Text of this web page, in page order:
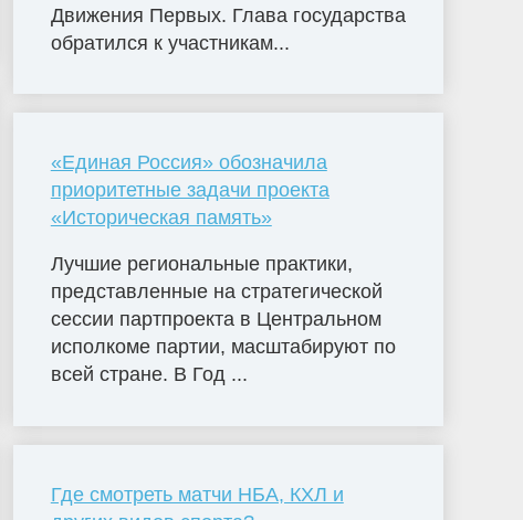
Движения Первых. Глава государства
обратился к участникам...
«Единая Россия» обозначила
приоритетные задачи проекта
«Историческая память»
Лучшие региональные практики,
представленные на стратегической
сессии партпроекта в Центральном
исполкоме партии, масштабируют по
всей стране. В Год ...
Где смотреть матчи НБА, КХЛ и